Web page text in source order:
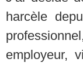
harcèle
employeur,